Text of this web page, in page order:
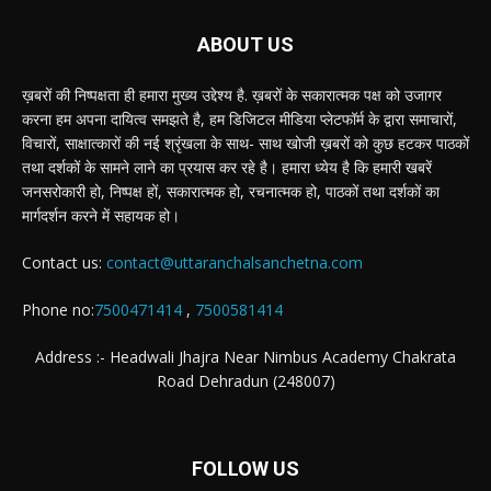
ABOUT US
ख़बरों की निष्पक्षता ही हमारा मुख्य उद्देश्य है. ख़बरों के सकारात्मक पक्ष को उजागर
करना हम अपना दायित्व समझते है, हम डिजिटल मीडिया प्लेटफॉर्म के द्वारा समाचारों,
विचारों, साक्षात्कारों की नई श्रृंखला के साथ- साथ खोजी ख़बरों को कुछ हटकर पाठकों
तथा दर्शकों के सामने लाने का प्रयास कर रहे है। हमारा ध्येय है कि हमारी खबरें
जनसरोकारी हो, निष्पक्ष हों, सकारात्मक हो, रचनात्मक हो, पाठकों तथा दर्शकों का
मार्गदर्शन करने में सहायक हो।
Contact us: contact@uttaranchalsanchetna.com
Phone no:7500471414 , 7500581414
Address :- Headwali Jhajra Near Nimbus Academy Chakrata
Road Dehradun (248007)
FOLLOW US